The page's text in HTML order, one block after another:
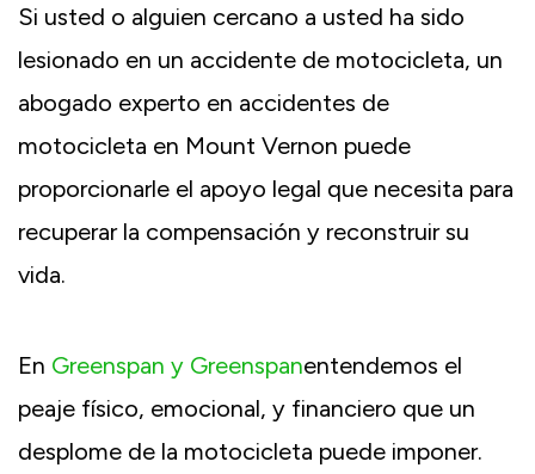
Si usted o alguien cercano a usted ha sido
lesionado en un accidente de motocicleta, un
abogado experto en accidentes de
motocicleta en Mount Vernon puede
proporcionarle el apoyo legal que necesita para
recuperar la compensación y reconstruir su
vida.
En Greenspan y Greenspanentendemos el
peaje físico, emocional, y financiero que un
desplome de la motocicleta puede imponer.